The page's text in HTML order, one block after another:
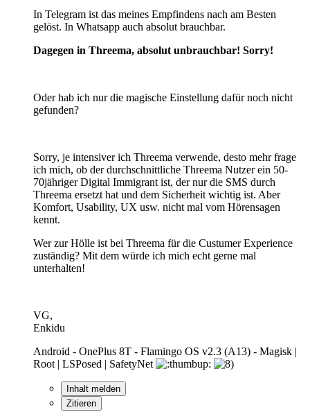
In Telegram ist das meines Empfindens nach am Besten
gelöst. In Whatsapp auch absolut brauchbar.
Dagegen in Threema, absolut unbrauchbar! Sorry!
Oder hab ich nur die magische Einstellung dafür noch nicht
gefunden?
Sorry, je intensiver ich Threema verwende, desto mehr frage
ich mich, ob der durchschnittliche Threema Nutzer ein 50-
70jähriger Digital Immigrant ist, der nur die SMS durch
Threema ersetzt hat und dem Sicherheit wichtig ist. Aber
Komfort, Usability, UX usw. nicht mal vom Hörensagen
kennt.
Wer zur Hölle ist bei Threema für die Custumer Experience
zuständig? Mit dem würde ich mich echt gerne mal
unterhalten!
VG,
Enkidu
Android - OnePlus 8T - Flamingo OS v2.3 (A13) - Magisk |
Root | LSPosed | SafetyNet
Inhalt melden
Zitieren